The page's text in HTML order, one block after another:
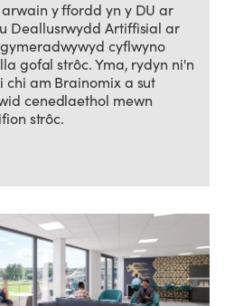
y ffordd yn y DU ar
Deallusrwydd Artiffisial ar
cyflwyno
gofal strôc. Yma, rydyn ni'n
chi am Brainomix a sut
cenedlaethol mewn
strôc.